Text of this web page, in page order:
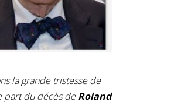
la grande tristesse de
part du décès deRoland